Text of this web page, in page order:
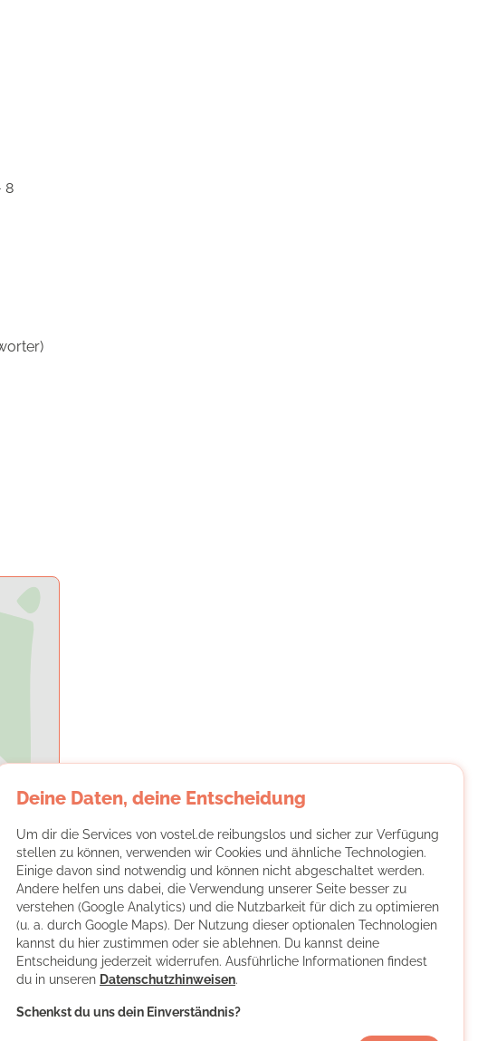
8
Deine Daten, deine Entscheidung
Um dir die Services von vostel.de reibungslos und sicher zur Verfügung
stellen zu können, verwenden wir Cookies und ähnliche Technologien.
Einige davon sind notwendig und können nicht abgeschaltet werden.
Andere helfen uns dabei, die Verwendung unserer Seite besser zu
verstehen (Google Analytics) und die Nutzbarkeit für dich zu optimieren
(u. a. durch Google Maps). Der Nutzung dieser optionalen Technologien
kannst du hier zustimmen oder sie ablehnen. Du kannst deine
Entscheidung jederzeit widerrufen. Ausführliche Informationen findest
du in unseren Datenschutzhinweisen.
Schenkst du uns dein Einverständnis?